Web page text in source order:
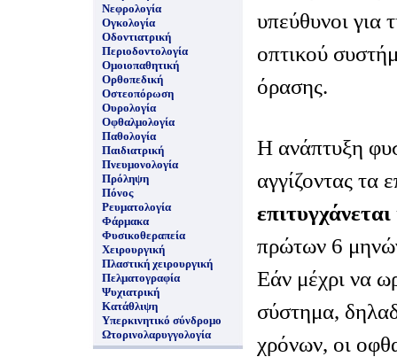
Νεφρολογία
Ογκολογία
Οδοντιατρική
Περιοδοντολογία
Ομοιοπαθητική
Ορθοπεδική
Οστεοπόρωση
Ουρολογία
Οφθαλμολογία
Παθολογία
Παιδιατρική
Πνευμονολογία
Πρόληψη
Πόνος
Ρευματολογία
Φάρμακα
Φυσικοθεραπεία
Χειρουργική
Πλαστική χειρουργική
Πελματογραφία
Ψυχιατρική
Κατάθλιψη
Υπερκινητικό σύνδρομο
Ωτορινολαρυγγολογία
υπεύθυνοι για
οπτικού
όρασης.
Η ανάπτυξη
αγγίζοντας τα
επιτυγχάνεται
πρώτων 6
Εάν μέχρι να
σύστημα,
χρόνων, οι